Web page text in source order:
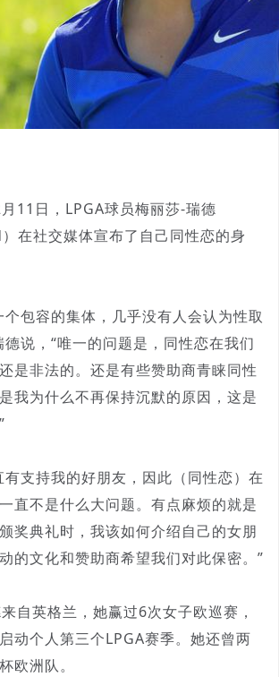
日，LPGA球员梅丽莎-瑞德
在社交媒体宣布了自己同性恋的身
包容的集体，几乎没有人会认为性取
德说，“唯一的问题是，同性恋在我们
是非法的。还是有些赞助商青睐同性
我为什么不再保持沉默的原因，这是
支持我的好朋友，因此（同性恋）在
直不是什么大问题。有点麻烦的就是
奖典礼时，我该如何介绍自己的女朋
的文化和赞助商希望我们对此保密。”
英格兰，她赢过6次女子欧巡赛，
动个人第三个LPGA赛季。她还曾两
欧洲队。